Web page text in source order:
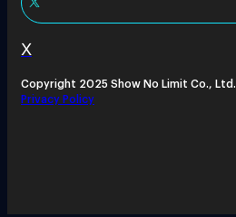
X
Copyright 2025 Show No Limit Co., Ltd.
Privacy Policy